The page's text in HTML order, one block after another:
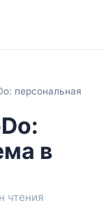
персональная
в
чтения